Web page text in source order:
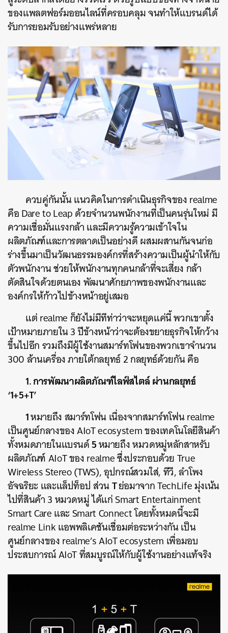
ของแพลตฟอร์มออนไลน์ที่ครอบคลุม จนทำให้แบรนด์ได้
รับการยอมรับอย่างแพร่หลาย
ควบคู่กันนั้น แนวคิดในการดำเนินธุรกิจของrealme
คือDare to Leapด้วยจำนวนพนักงานที่เป็นคนรุ่นใหม่ มี
ความเชื่อมั่นแรงกล้า และมีความรู้ความเข้าใจใน
ผลิตภัณฑ์และการตลาดเป็นอย่างดี ผสมผสานกันจนก่อ
ร่างขึ้นมาเป็นวัฒนธรรมองค์กรที่สร้างความเป็นผู้นำให้กับ
ตัวพนักงาน ช่วยให้พนักงานทุกคนกล้าที่จะเสี่ยง กล้า
ตัดสินใจด้วยตนเอง พัฒนาศักยภาพของพนักงานและ
องค์กรให้ก้าวไปข้างหน้าอยู่เสมอ
แต่ realme ก็ยังไม่มีทีท่าว่าจะหยุดแค่นี้ พวกเขาตั้ง
เป้าหมายภายใน 3 ปีข้างหน้าว่าจะต้องขยายธุรกิจให้กว้าง
ขึ้นไปอีก รวมถึงมีผู้ใช้งานสมาร์ทโฟนของพวกเขาจำนวน
300 ล้านเครื่อง ภายใต้กลยุทธ์ 2 กลยุทธ์ด้วยกัน คือ
1. การพัฒนาผลิตภัณฑ์ไลฟ์สไตล์ ผ่านกลยุทธ์
‘1+5+T’
1หมายถึง สมาร์ทโฟน เนื่องจากสมาร์ทโฟนrealme
เป็นศูนย์กลางของAIoT ecosystemของเทคโนโลยีสินค้า
ทั้งหมดภายในแบรนด์5หมายถึง หมวดหมู่หลักสาหรับ
ผลิตภัณฑ์AIoTของrealmeซึ่งประกอบด้วยTrue
Wireless Stereo (TWS),อุปกรณ์สวมใส่,ทีวี,ลำโพง
อัจฉริยะ และแล็ปท็อป ส่วนTย่อมาจากTechLifeมุ่งเน้น
ไปที่สินค้า3หมวดหมู่ ได้แก่Smart Entertainment
Smart CareและSmart Connectโดยทั้งหมดนี้จะมี
realme Linkแอพพลิเคชันเชื่อมต่อระหว่างกัน เป็น
ศูนย์กลางของrealme’s AIoT ecosystem เพื่อมอบ
ประสบการณ์AIoTที่สมบูรณ์ให้กับผู้ใช้งานอย่างแท้จริง